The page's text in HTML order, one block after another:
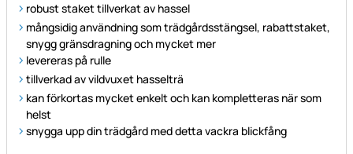
robust staket tillverkat av hassel
mångsidig användning som trädgårdsstängsel, rabattstaket,
snygg gränsdragning och mycket mer
levereras på rulle
tillverkad av vildvuxet hasselträ
kan förkortas mycket enkelt och kan kompletteras när som
helst
snygga upp din trädgård med detta vackra blickfång